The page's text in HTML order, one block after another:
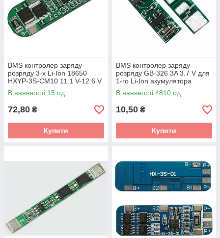
BMS контролер заряду-
розряду 3-х Li-Ion 18650
HXYP-3S-CM10 11.1 V-12.6 V
10A
В наявності 15 од.
72,80 ₴
Купити
BMS контролер заряду-
розряду GB-326 3A 3.7 V для
1-го Li-Ion акумулятора
18650 без пелюсток
В наявності 4810 од.
10,50 ₴
Купити